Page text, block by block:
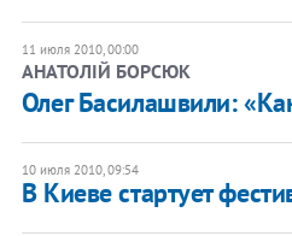
11 июля 2010, 00:00
АНАТОЛІЙ БОРСЮК
Олег Басилашвили:
10 июля 2010, 09:54
В Киеве стартует